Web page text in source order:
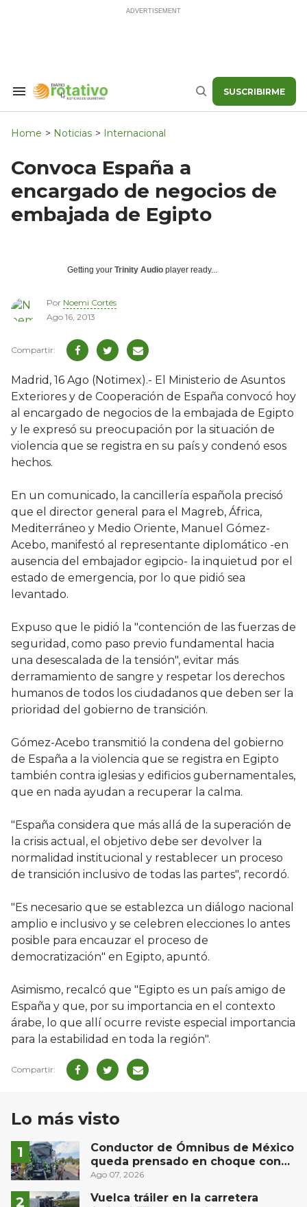
Search
Navigation
Buscar SUSCRIBIRME
Home > Noticias > Internacional
Convoca España a
encargado de negocios de
embajada de Egipto
Getting your Trinity Audio player ready...
Por Noemi Cortés
Ago 16, 2013
Madrid, 16 Ago (Notimex).- El Ministerio de Asuntos
Exteriores y de Cooperación de España convocó hoy
al encargado de negocios de la embajada de Egipto
y le expresó su preocupación por la situación de
violencia que se registra en su país y condenó esos
hechos.
En un comunicado, la cancillería española precisó
que el director general para el Magreb, África,
Mediterráneo y Medio Oriente, Manuel Gómez-
Acebo, manifestó al representante diplomático -en
ausencia del embajador egipcio- la inquietud por el
estado de emergencia, por lo que pidió sea
levantado.
Expuso que le pidió la "contención de las fuerzas de
seguridad, como paso previo fundamental hacia
una desescalada de la tensión", evitar más
derramamiento de sangre y respetar los derechos
humanos de todos los ciudadanos que deben ser la
prioridad del gobierno de transición.
Gómez-Acebo transmitió la condena del gobierno
de España a la violencia que se registra en Egipto
también contra iglesias y edificios gubernamentales,
que en nada ayudan a recuperar la calma.
"España considera que más allá de la superación de
la crisis actual, el objetivo debe ser devolver la
normalidad institucional y restablecer un proceso
de transición inclusivo de todas las partes", recordó.
"Es necesario que se establezca un diálogo nacional
amplio e inclusivo y se celebren elecciones lo antes
posible para encauzar el proceso de
democratización" en Egipto, apuntó.
Asimismo, recalcó que "Egipto es un país amigo de
España y que, por su importancia en el contexto
árabe, lo que allí ocurre reviste especial importancia
para la estabilidad en toda la región".
Lo más visto
Conductor de Ómnibus de México
queda prensado en choque con
materialista en San Juan del Río
Ago 07, 2026
Vuelca tráiler en la carretera